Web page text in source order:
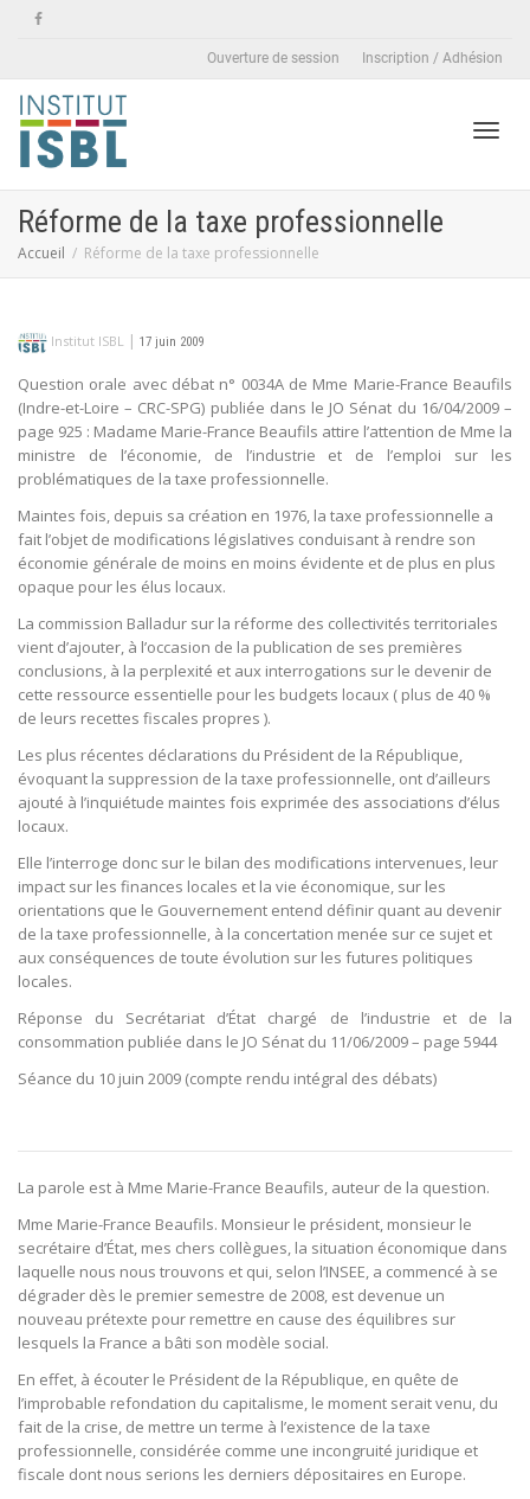
Ouverture de session Inscription / Adhésion
Réforme de la taxe professionnelle
Accueil Réforme de la taxe professionnelle
Institut ISBL | 17 juin 2009
Question orale avec débat n° 0034A de Mme Marie-France Beaufils
(Indre-et-Loire – CRC-SPG) publiée dans le JO Sénat du 16/04/2009 –
page 925 : Madame Marie-France Beaufils attire l’attention de Mme la
ministre de l’économie, de l’industrie et de l’emploi sur les
problématiques de la taxe professionnelle.
Maintes fois, depuis sa création en 1976, la taxe professionnelle a
fait l’objet de modifications législatives conduisant à rendre son
économie générale de moins en moins évidente et de plus en plus
opaque pour les élus locaux.
La commission Balladur sur la réforme des collectivités territoriales
vient d’ajouter, à l’occasion de la publication de ses premières
conclusions, à la perplexité et aux interrogations sur le devenir de
cette ressource essentielle pour les budgets locaux ( plus de 40 %
de leurs recettes fiscales propres ).
Les plus récentes déclarations du Président de la République,
évoquant la suppression de la taxe professionnelle, ont d’ailleurs
ajouté à l’inquiétude maintes fois exprimée des associations d’élus
locaux.
Elle l’interroge donc sur le bilan des modifications intervenues, leur
impact sur les finances locales et la vie économique, sur les
orientations que le Gouvernement entend définir quant au devenir
de la taxe professionnelle, à la concertation menée sur ce sujet et
aux conséquences de toute évolution sur les futures politiques
locales.
Réponse du Secrétariat d’État chargé de l’industrie et de la
consommation publiée dans le JO Sénat du 11/06/2009 – page 5944
Séance du 10 juin 2009 (compte rendu intégral des débats)
La parole est à Mme Marie-France Beaufils, auteur de la question.
Mme Marie-France Beaufils. Monsieur le président, monsieur le
secrétaire d’État, mes chers collègues, la situation économique dans
laquelle nous nous trouvons et qui, selon l’INSEE, a commencé à se
dégrader dès le premier semestre de 2008, est devenue un
nouveau prétexte pour remettre en cause des équilibres sur
lesquels la France a bâti son modèle social.
En effet, à écouter le Président de la République, en quête de
l’improbable refondation du capitalisme, le moment serait venu, du
fait de la crise, de mettre un terme à l’existence de la taxe
professionnelle, considérée comme une incongruité juridique et
fiscale dont nous serions les derniers dépositaires en Europe.